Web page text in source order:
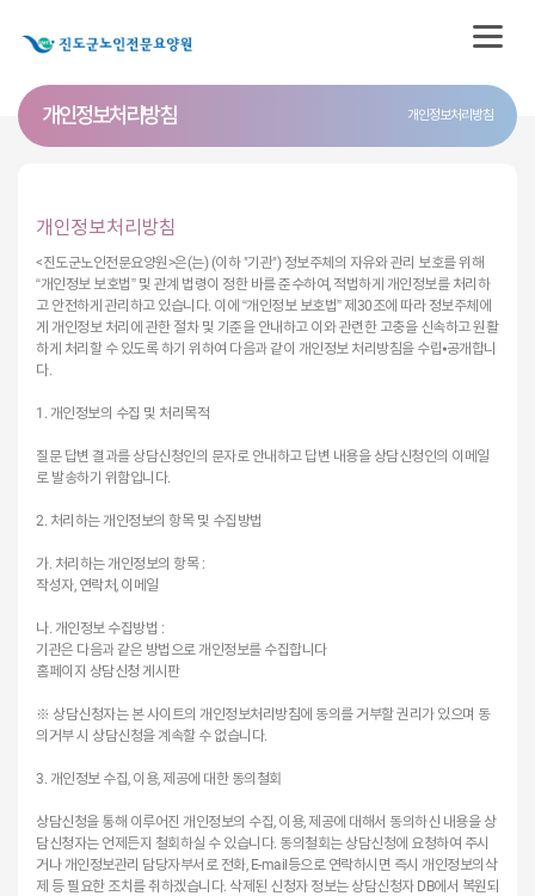
개인정보처리방침 개인정보처리방침
개인정보처리방침
<진도군노인전문요양원>은(는) (이하 "기관") 정보주체의 자유와 관리 보호를 위해
“개인정보 보호법” 및 관계 법령이 정한 바를 준수하여, 적법하게 개인정보를 처리하
고 안전하게 관리하고 있습니다. 이에 “개인정보 보호법” 제30조에 따라 정보주체에
게 개인정보 처리에 관한 절차 및 기준을 안내하고 이와 관련한 고충을 신속하고 원활
하게 처리할 수 있도록 하기 위하여 다음과 같이 개인정보 처리방침을 수립⦁공개합니
다.
1. 개인정보의 수집 및 처리목적
질문 답변 결과를 상담신청인의 문자로 안내하고 답변 내용을 상담신청인의 이메일
로 발송하기 위함입니다.
2. 처리하는 개인정보의 항목 및 수집방법
가. 처리하는 개인정보의 항목 :
작성자, 연락처, 이메일
나. 개인정보 수집방법 :
기관은 다음과 같은 방법으로 개인정보를 수집합니다
홈페이지 상담신청 게시판
※ 상담신청자는 본 사이트의 개인정보처리방침에 동의를 거부할 권리가 있으며 동
의거부 시 상담신청을 계속할 수 없습니다.
3. 개인정보 수집, 이용, 제공에 대한 동의철회
상담신청을 통해 이루어진 개인정보의 수집, 이용, 제공에 대해서 동의하신 내용을 상
담신청자는 언제든지 철회하실 수 있습니다. 동의철회는 상담신청에 요청하여 주시
거나 개인정보관리 담당자부서로 전화, E-mail등으로 연락하시면 즉시 개인정보의삭
제 등 필요한 조치를 취하겠습니다. 삭제된 신청자 정보는 상담신청자 DB에서 복원되